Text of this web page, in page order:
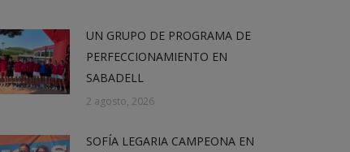
UN GRUPO DE PROGRAMA DE
PERFECCIONAMIENTO EN
SABADELL
2 agosto, 2026
SOFÍA LEGARIA CAMPEONA EN